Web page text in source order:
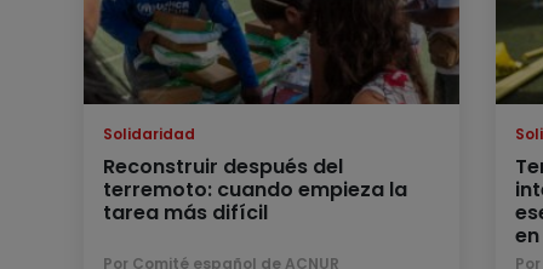
Solidaridad
Reconstruir después del
terremoto: cuando empieza la
tarea más difícil
Por Comité español de ACNUR